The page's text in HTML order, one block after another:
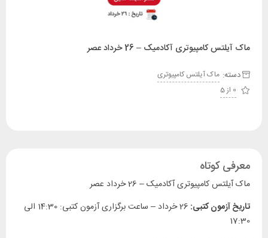
ماک آیلتس کامپیوتری آکادمیک – 26 خرداد عصر
دسته: ماک آیلتس کامپیوتری
0 از 5
معرفی کوتاه
ماک آیلتس کامپیوتری آکادمیک – 26 خرداد عصر
تاریخ آزمون کتبی:
26 خرداد – ساعت برگزاری آزمون کتبی: 14:30 الی
17:30